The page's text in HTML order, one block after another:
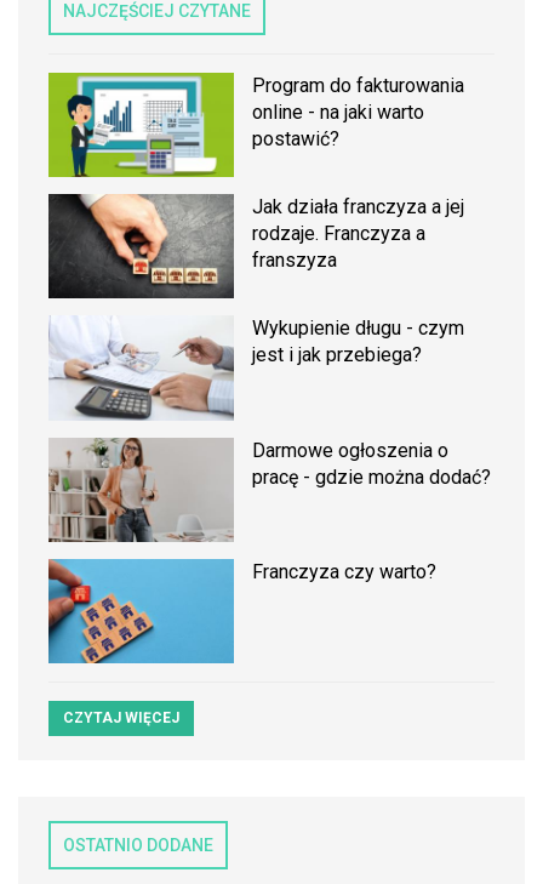
NAJCZĘŚCIEJ CZYTANE
Program do fakturowania
online - na jaki warto
postawić?
Jak działa franczyza a jej
rodzaje. Franczyza a
franszyza
Wykupienie długu - czym
jest i jak przebiega?
Darmowe ogłoszenia o
pracę - gdzie można dodać?
Franczyza czy warto?
CZYTAJ WIĘCEJ
OSTATNIO DODANE